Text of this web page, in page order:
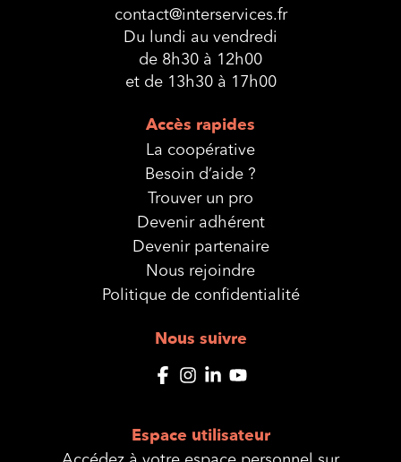
contact@interservices.fr
Du lundi au vendredi
de 8h30 à 12h00
et de 13h30 à 17h00
Accès rapides
La coopérative
Besoin d’aide ?
Trouver un pro
Devenir adhérent
Devenir partenaire
Nous rejoindre
Politique de confidentialité
Nous suivre
Espace utilisateur